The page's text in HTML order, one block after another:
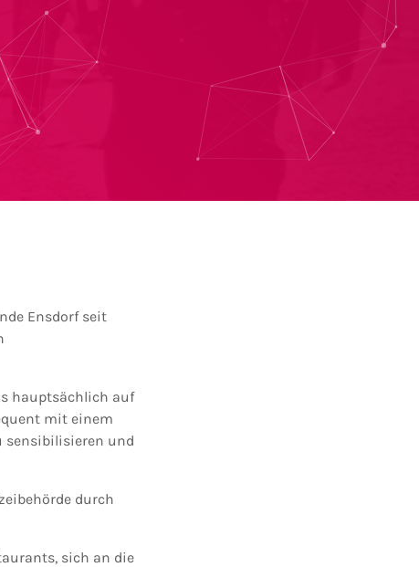
Ensdorf seit
hauptsächlich auf
mit einem
sensibilisieren und
durch
sich an die